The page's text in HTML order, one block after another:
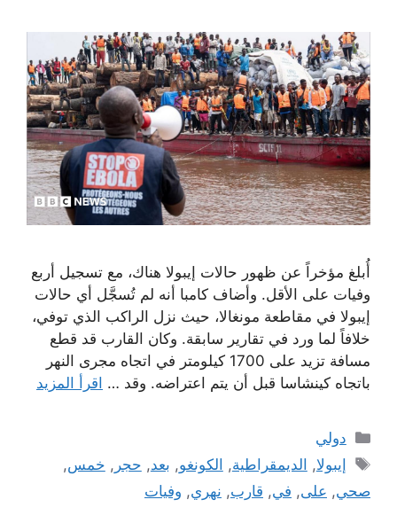
أُبلغ مؤخراً عن ظهور حالات إيبولا هناك، مع تسجيل أربع
وفيات على الأقل. وأضاف كامبا أنه لم تُسجَّل أي حالات
إيبولا في مقاطعة مونغالا، حيث نزل الراكب الذي توفي،
خلافاً لما ورد في تقارير سابقة. وكان القارب قد قطع
مسافة تزيد على 1700 كيلومتر في اتجاه مجرى النهر
باتجاه كينشاسا قبل أن يتم اعتراضه. وقد … اقرأ المزيد
التصنيفات
دولي
الوسوم
إيبولا, الديمقراطية, الكونغو, بعد, حجر , خمس,
صحي, على, في, قارب, نهري, وفيات